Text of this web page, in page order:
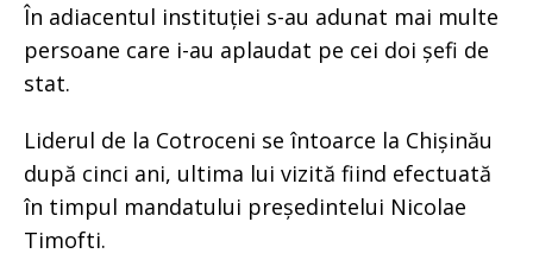
În adiacentul instituției s-au adunat mai multe
persoane care i-au aplaudat pe cei doi șefi de
stat.
Liderul de la Cotroceni se întoarce la Chișinău
după cinci ani, ultima lui vizită fiind efectuată
în timpul mandatului președintelui Nicolae
Timofti.